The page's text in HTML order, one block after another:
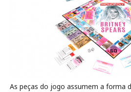
As peças do jogo assumem a forma